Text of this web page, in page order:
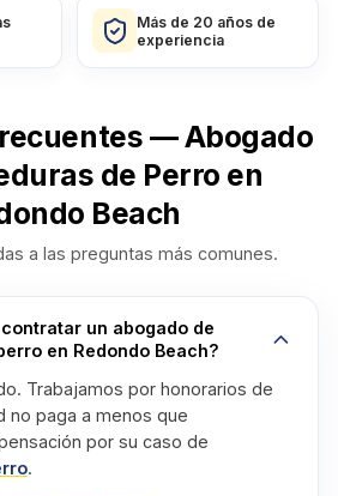
Más de 20 años de
experiencia
— Abogado
de Perro en
Beach
a las preguntas más comunes.
un abogado de
en Redondo Beach?
Trabajamos por honorarios de
no paga a menos que
por su caso de
.